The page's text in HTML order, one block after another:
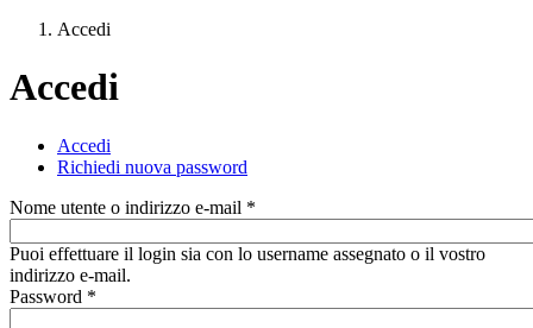
Accedi
Accedi
Schede primarie
Accedi
Richiedi nuova password
Nome utente o indirizzo e-mail *
Puoi effettuare il login sia con lo username assegnato o il vostro
indirizzo e-mail.
Password *